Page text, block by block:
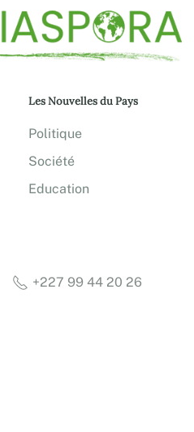
Les Nouvelles du Pays
Politique
Société
Education
+227 99 44 20 26